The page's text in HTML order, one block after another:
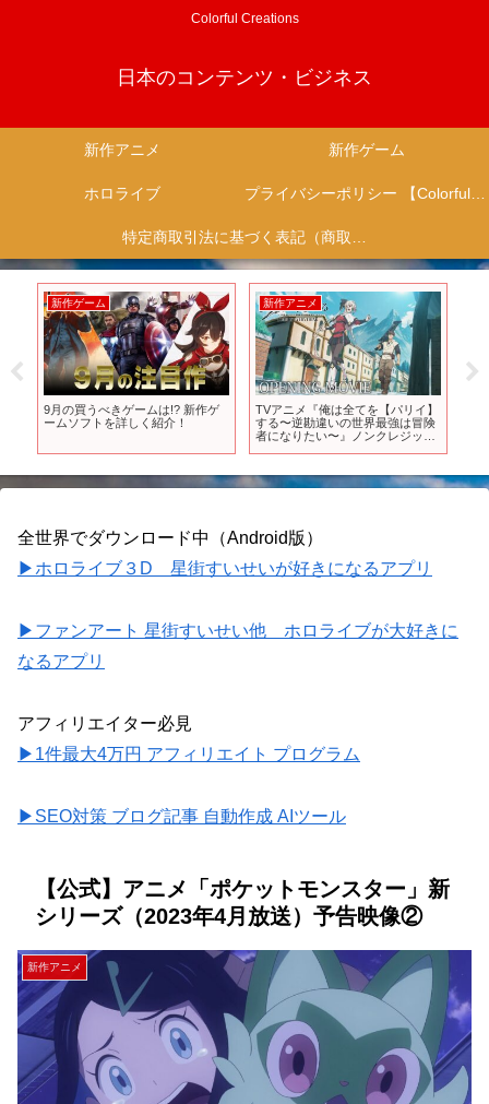
Colorful Creations
日本のコンテンツ・ビジネス
新作アニメ 新作ゲーム
ホロライブ プライバシーポリシー 【Colorful Creation】
特定商取引法に基づく表記（商取引に関する開示）
新作ゲーム
9月の買うべきゲームは!? 新作ゲ
ームソフトを詳しく紹介！
新作アニメ
TVアニメ『俺は全てを【パリイ】
する〜逆勘違いの世界最強は冒険
者になりたい〜』ノンクレジット
メドリーム】 (CV:鈴木杏奈)
【発狂】
ゲームを
w
全世界でダウンロード中（Android版）
▶ホロライブ３D 星街すいせいが好きになるアプリ
▶ファンアート 星街すいせい他 ホロライブが大好きに
なるアプリ
アフィリエイター必見
▶1件最大4万円 アフィリエイト プログラム
▶SEO対策 ブログ記事 自動作成 AIツール
【公式】アニメ「ポケットモンスター」新
シリーズ（2023年4月放送）予告映像②
新作アニメ